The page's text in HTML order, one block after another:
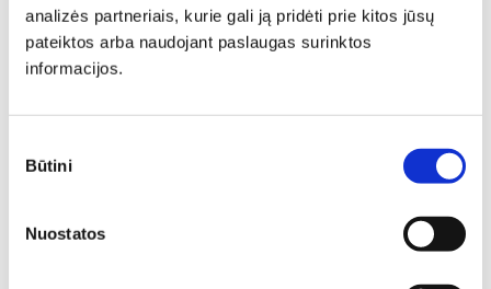
analizės partneriais, kurie gali ją pridėti prie kitos jūsų
pateiktos arba naudojant paslaugas surinktos
informacijos.
pasirinkimas
Būtini
Nuostatos
FLINSTONE-S4
Aukštis: 78 cm
Išskleidžiamas stalas KAMA